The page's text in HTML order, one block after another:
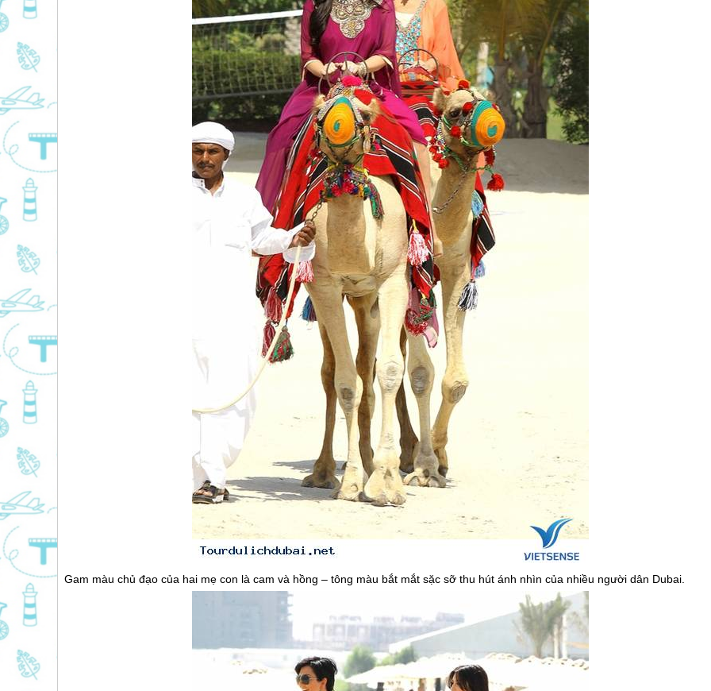
Gam màu chủ đạo của hai mẹ con là cam và hồng – tông màu bắt mắt sặc sỡ thu hút ánh nhìn của nhiều người dân Dubai.